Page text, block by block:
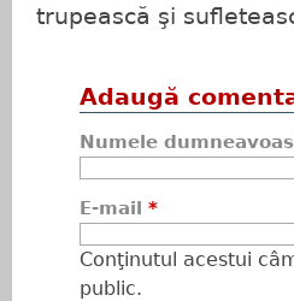
trupească şi
Adaugă
Numele
E-mail *
Conţinutul acestui
public.